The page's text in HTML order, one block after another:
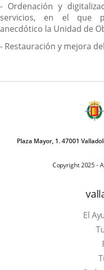
- Ordenación y
servicios, en el que
anecdótico la Unidad de
- Restauración y mejora
Plaza Mayor, 1. 47001
Copyright 2025 -
El